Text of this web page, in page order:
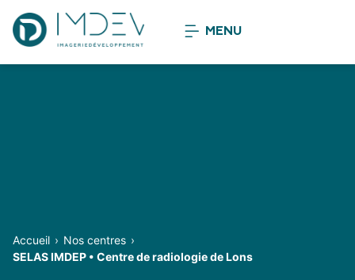
MENU
Accueil
Nos centres
SELAS IMDEP • Centre de radiologie de Lons